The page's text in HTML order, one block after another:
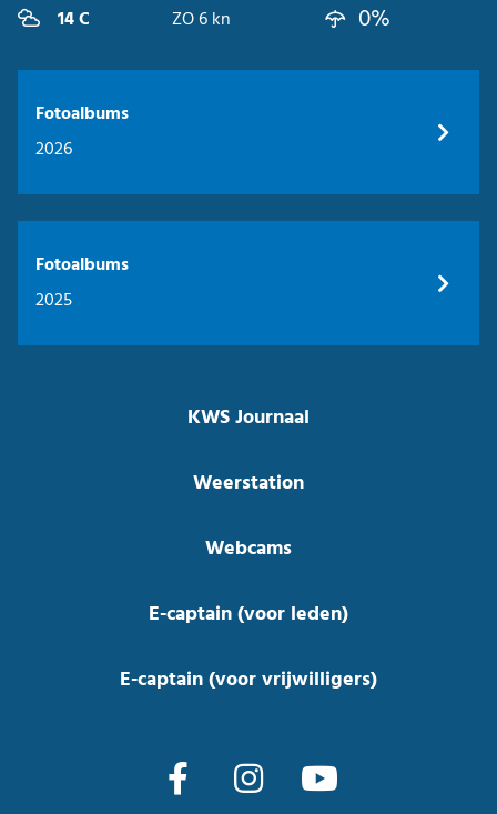
14 C
ZO 6 kn 0%
Fotoalbums
2026
Fotoalbums
2025
KWS Journaal
Weerstation
Webcams
E-captain (voor leden)
E-captain (voor vrijwilligers)